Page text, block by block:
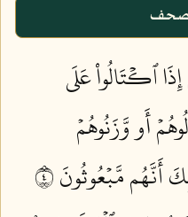
ٱكۡتَالُواْ عَلَى
أَو وَّزَنُوهُمۡ
أَنَّهُم مَّبۡعُوثُونَ ٤